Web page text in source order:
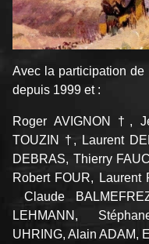
Avec la participation de
depuis 1999 et :
Roger AVIGNON †,
TOUZIN †, Laurent
DEBRAS, Thierry
Robert FOUR, Laurent
Claude
LEHMANN,
UHRING, Alain ADAM,